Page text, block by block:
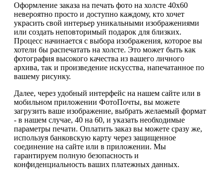
Оформление заказа на печать фото на холсте 40х60
невероятно просто и доступно каждому, кто хочет
украсить свой интерьер уникальными изображениями
или создать неповторимый подарок для близких.
Процесс начинается с выбора изображения, которое вы
хотели бы распечатать на холсте. Это может быть как
фотография высокого качества из вашего личного
архива, так и произведение искусства, напечатанное по
вашему рисунку.
Далее, через удобный интерфейс на нашем сайте или в
мобильном приложении ФотоПочты, вы можете
загрузить ваше изображение, выбрать желаемый формат
- в нашем случае, 40 на 60, и указать необходимые
параметры печати. Оплатить заказ вы можете сразу же,
используя банковскую карту через защищенное
соединение на сайте или в приложении. Мы
гарантируем полную безопасность и
конфиденциальность ваших платежных данных.